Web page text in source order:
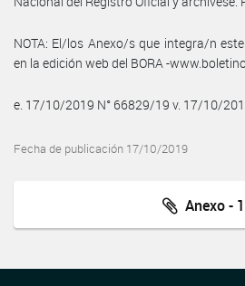
NOTA: El/los Anexo/s que integra/n
en la edición web del BORA -
e. 17/10/2019 N° 66829/19 v. 17/10/
Fecha de publicación 17/10/2019
Anexo - 1